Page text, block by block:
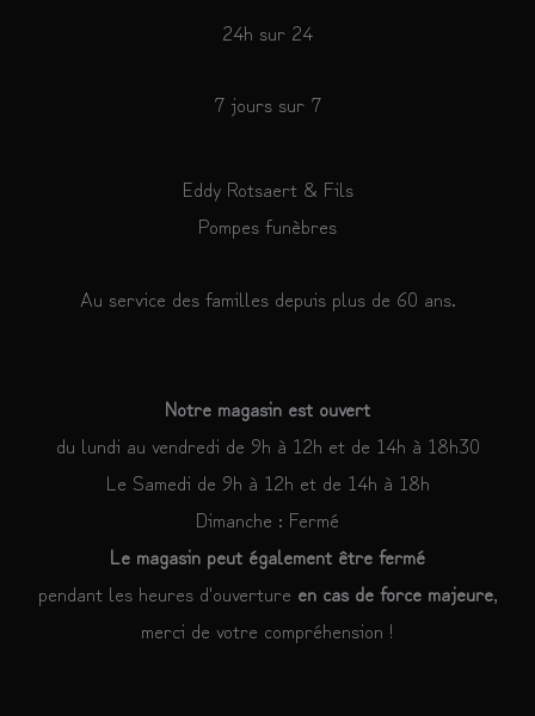
24h sur 24
7 jours sur 7
Eddy Rotsaert & Fils
Pompes funèbres
Au service des familles depuis plus de 60 ans.
Notre magasin est ouvert
du lundi au vendredi de 9h à 12h et de 14h à 18h30
Le Samedi de 9h à 12h et de 14h à 18h
Dimanche : Fermé
Le magasin peut également être fermé
pendant les heures d'ouverture en cas de force majeure,
merci de votre compréhension !